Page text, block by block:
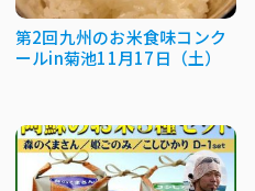
第2回九州のお米食味コンク
ールin菊池11月17日（土）